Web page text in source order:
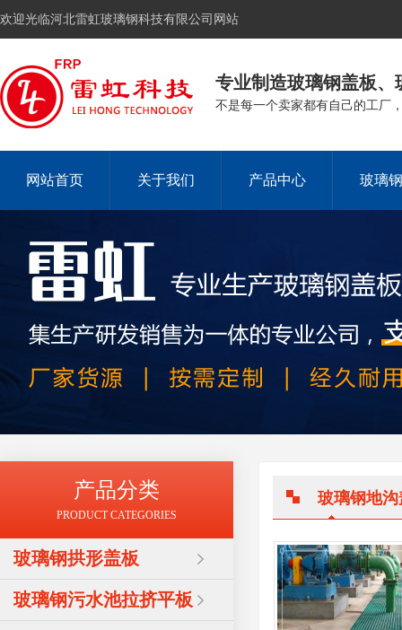
欢迎光临河北雷虹玻璃钢科技有限公司网站
专业制造玻璃钢盖板
不是每一个卖家都有自己的工厂
网站首页 关于我们 产品中心 玻璃
产品分类
PRODUCT CATEGORIES
玻璃钢拱形盖板
玻璃钢污水池拉挤平板
玻璃钢地沟